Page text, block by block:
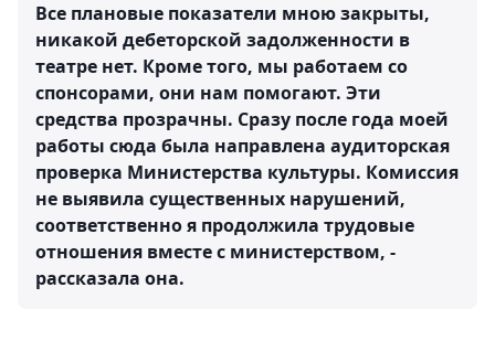
Все плановые показатели мною закрыты,
никакой дебеторской задолженности в
театре нет. Кроме того, мы работаем со
спонсорами, они нам помогают. Эти
средства прозрачны. Сразу после года моей
работы сюда была направлена аудиторская
проверка Министерства культуры. Комиссия
не выявила существенных нарушений,
соответственно я продолжила трудовые
отношения вместе с министерством, -
рассказала она.